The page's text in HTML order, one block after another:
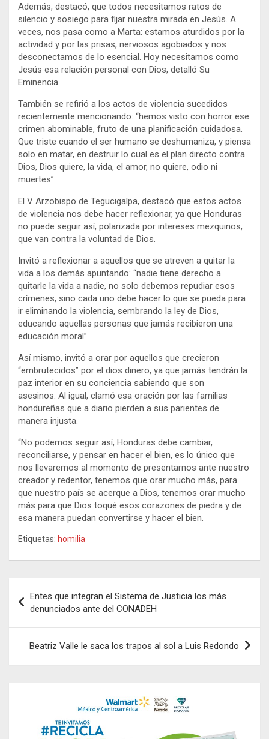
Además, destacó, que todos necesitamos ratos de
silencio y sosiego para fijar nuestra mirada en Jesús. A
veces, nos pasa como a Marta: estamos aturdidos por la
actividad y por las prisas, nerviosos agobiados y nos
desconectamos de lo esencial. Hoy necesitamos como
Jesús esa relación personal con Dios, detalló Su
Eminencia.
También se refirió a los actos de violencia sucedidos
recientemente mencionando: “hemos visto con horror ese
crimen abominable, fruto de una planificación cuidadosa.
Que triste cuando el ser humano se deshumaniza, y piensa
solo en matar, en destruir lo cual es el plan directo contra
Dios, Dios quiere, la vida, el amor, no quiere, odio ni
muertes”
El V Arzobispo de Tegucigalpa, destacó que estos actos
de violencia nos debe hacer reflexionar, ya que Honduras
no puede seguir así, polarizada por intereses mezquinos,
que van contra la voluntad de Dios.
Invitó a reflexionar a aquellos que se atreven a quitar la
vida a los demás apuntando: “nadie tiene derecho a
quitarle la vida a nadie, no solo debemos repudiar esos
crímenes, sino cada uno debe hacer lo que se pueda para
ir eliminando la violencia, sembrando la ley de Dios,
educando aquellas personas que jamás recibieron una
educación moral”.
Así mismo, invitó a orar por aquellos que crecieron
“embrutecidos” por el dios dinero, ya que jamás tendrán la
paz interior en su conciencia sabiendo que son
asesinos. Al igual, clamó esa oración por las familias
hondureñas que a diario pierden a sus parientes de
manera injusta.
“No podemos seguir así, Honduras debe cambiar,
reconciliarse, y pensar en hacer el bien, es lo único que
nos llevaremos al momento de presentarnos ante nuestro
creador y redentor, tenemos que orar mucho más, para
que nuestro país se acerque a Dios, tenemos orar mucho
más para que Dios toqué esos corazones de piedra y de
esa manera puedan convertirse y hacer el bien.
Etiquetas: homilia
de
entradas
Entes que integran el Sistema de Justicia los más
denunciados ante del CONADEH
Beatriz Valle le saca los trapos al sol a Luis Redondo